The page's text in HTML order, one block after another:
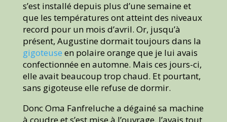
s’est installé depuis plus d’une semaine et
que les températures ont atteint des niveaux
record pour un mois d’avril. Or, jusqu’à
présent, Augustine dormait toujours dans la
gigoteuse en polaire orange que je lui avais
confectionnée en automne. Mais ces jours-ci,
elle avait beaucoup trop chaud. Et pourtant,
sans gigoteuse elle refuse de dormir.
Donc Oma Fanfreluche a dégainé sa machine